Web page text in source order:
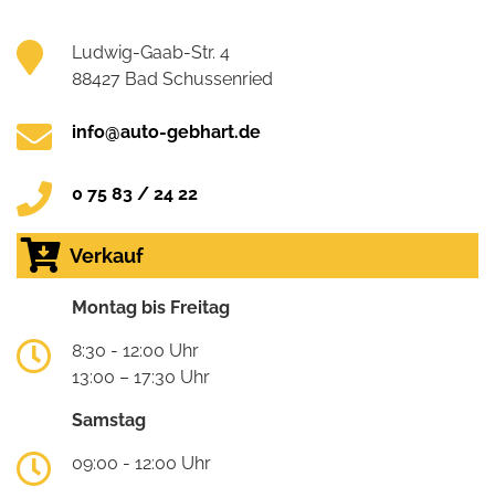
Ludwig-Gaab-Str. 4
88427 Bad Schussenried
info@auto-gebhart.de
0 75 83 / 24 22
Verkauf
Montag bis Freitag
8:30 - 12:00 Uhr
13:00 – 17:30 Uhr
Samstag
09:00 - 12:00 Uhr